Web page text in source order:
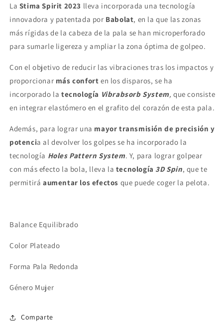
La Stima Spirit 2023 lleva incorporada una tecnología
innovadora y patentada por Babolat, en la que las zonas
más rígidas de la cabeza de la pala se han microperforado
para sumarle ligereza y ampliar la zona óptima de golpeo.
Con el objetivo de reducir las vibraciones tras los impactos y
proporcionar más conforten los disparos, se ha
incorporado la tecnología Vibrabsorb System, que consiste
en integrar elastómero en el grafito del corazón de esta pala.
Además, para lograr una mayor transmisión de precisión y
potencia al devolver los golpes se ha incorporado la
tecnología Holes Pattern System. Y, para lograr golpear
con más efecto la bola, lleva la tecnología 3D Spin, que te
permitirá aumentar los efectos que puede coger la pelota.
Balance Equilibrado
Color Plateado
Forma Pala Redonda
Género Mujer
Comparte